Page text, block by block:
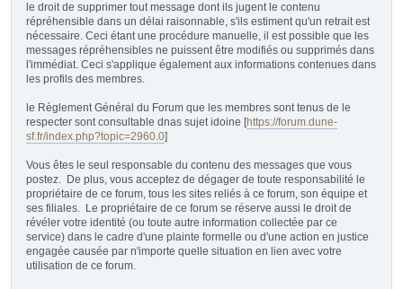
le droit de supprimer tout message dont ils jugent le contenu
répréhensible dans un délai raisonnable, s'ils estiment qu'un retrait est
nécessaire. Ceci étant une procédure manuelle, il est possible que les
messages répréhensibles ne puissent être modifiés ou supprimés dans
l'immédiat. Ceci s'applique également aux informations contenues dans
les profils des membres.
le Règlement Général du Forum que les membres sont tenus de le
respecter sont consultable dnas sujet idoine [https://forum.dune-
sf.fr/index.php?topic=2960.0]
Vous êtes le seul responsable du contenu des messages que vous
postez. De plus, vous acceptez de dégager de toute responsabilité le
propriétaire de ce forum, tous les sites reliés à ce forum, son équipe et
ses filiales. Le propriétaire de ce forum se réserve aussi le droit de
révéler votre identité (ou toute autre information collectée par ce
service) dans le cadre d'une plainte formelle ou d'une action en justice
engagée causée par n'importe quelle situation en lien avec votre
utilisation de ce forum.